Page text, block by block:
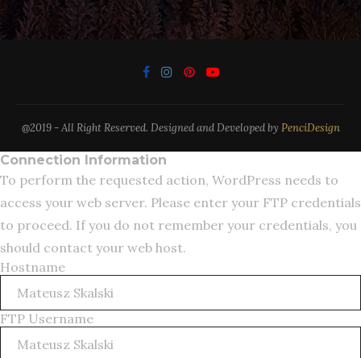
@2019 - All Right Reserved. Designed and Developed by PenciDesign
Connection Information
To perform the requested action, WordPress needs to
access your web server. Please enter your FTP credentials
to proceed. If you do not remember your credentials, you
should contact your web host.
Hostname
FTP Username